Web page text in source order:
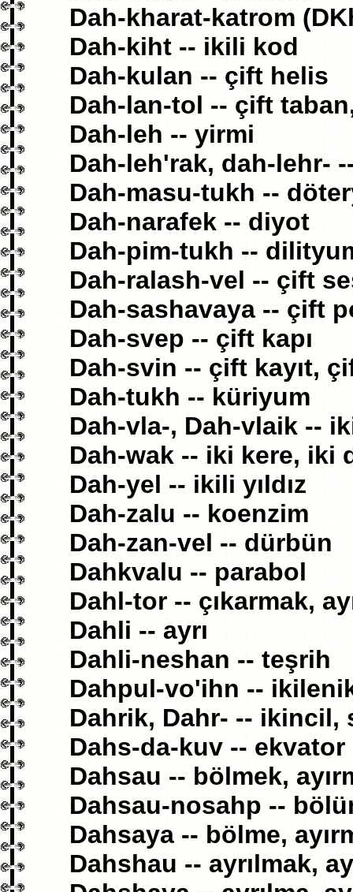
Dah-kharat-katrom
Dah-kiht -- ikili kod
Dah-kulan -- çift helis
Dah-lan-tol -- çift
Dah-leh -- yirmi
Dah-leh'rak, dah-lehr-
Dah-masu-tukh --
Dah-narafek -- diyot
Dah-pim-tukh --
Dah-ralash-vel -- çift
Dah-sashavaya -- çift
Dah-svep -- çift kapı
Dah-svin -- çift kayıt,
Dah-tukh -- küriyum
Dah-vla-, Dah-vlaik --
Dah-wak -- iki kere, iki
Dah-yel -- ikili yıldız
Dah-zalu -- koenzim
Dah-zan-vel -- dürbün
Dahkvalu -- parabol
Dahl-tor -- çıkarmak,
Dahli -- ayrı
Dahli-neshan -- teşrih
Dahpul-vo'ihn --
Dahrik, Dahr- -- ikincil,
Dahs-da-kuv -- ekvator
Dahsau -- bölmek,
Dahsau-nosahp --
Dahsaya -- bölme,
Dahshau -- ayrılmak,